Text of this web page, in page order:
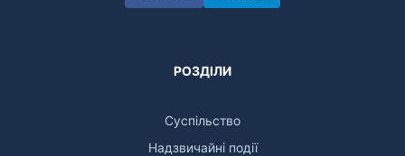
РОЗДІЛИ
Суспільство
Надзвичайні події